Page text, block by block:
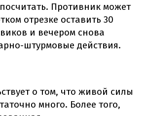
Противник может
отрезке оставить 30
и вечером снова
штурмовые действия.
о том, что живой силы
много. Более того,